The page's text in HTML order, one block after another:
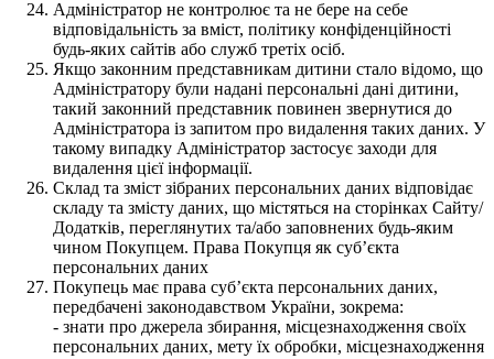
Адміністратор не контролює та не бере на себе
відповідальність за вміст, політику конфіденційності
будь-яких сайтів або служб третіх осіб.
Якщо законним представникам дитини стало відомо, що
Адміністратору були надані персональні дані дитини,
такий законний представник повинен звернутися до
Адміністратора із запитом про видалення таких даних. У
такому випадку Адміністратор застосує заходи для
видалення цієї інформації.
Склад та зміст зібраних персональних даних відповідає
складу та змісту даних, що містяться на сторінках Сайту/
Додатків, переглянутих та/або заповнених будь-яким
чином Покупцем. Права Покупця як суб’єкта
персональних даних
Покупець має права суб’єкта персональних даних,
передбачені законодавством України, зокрема:
- знати про джерела збирання, місцезнаходження своїх
персональних даних, мету їх обробки, місцезнаходження